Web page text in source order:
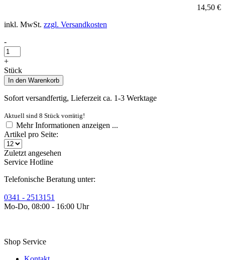
14,50 €
inkl. MwSt. zzgl. Versandkosten
-
+
Stück
In den Warenkorb
Sofort versandfertig, Lieferzeit ca. 1-3 Werktage
Aktuell sind 8 Stück vorrätig!
Mehr Informationen anzeigen ...
Artikel pro Seite:
Zuletzt angesehen
Service Hotline
Telefonische Beratung unter:
0341 - 2513151
Mo-Do, 08:00 - 16:00 Uhr
Shop Service